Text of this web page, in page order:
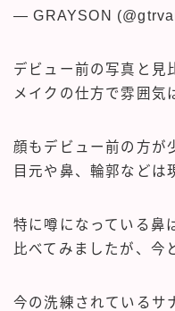
— GRAYSON
デビュー前の写真と見
メイクの仕方で雰囲気
顔もデビュー前の方が
目元や鼻、輪郭などは
特に噂になっている鼻
比べてみましたが、今
今の洗練されているサ